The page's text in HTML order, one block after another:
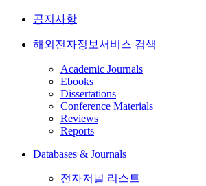
공지사항
해외전자정보서비스 검색
Academic Journals
Ebooks
Dissertations
Conference Materials
Reviews
Reports
Databases & Journals
전자저널 리스트